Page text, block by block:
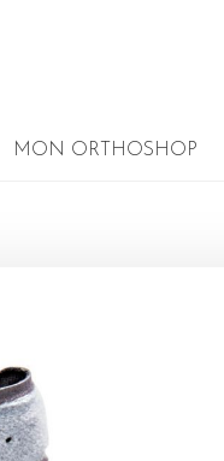
MON ORTHOSHOP